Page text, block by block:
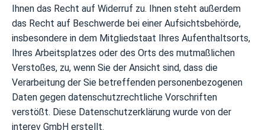
Ihnen das Recht auf Widerruf zu. Ihnen steht außerdem
das Recht auf Beschwerde bei einer Aufsichtsbehörde,
insbesondere in dem Mitgliedstaat Ihres Aufenthaltsorts,
Ihres Arbeitsplatzes oder des Orts des mutmaßlichen
Verstoßes, zu, wenn Sie der Ansicht sind, dass die
Verarbeitung der Sie betreffenden personenbezogenen
Daten gegen datenschutzrechtliche Vorschriften
verstößt. Diese Datenschutzerklärung wurde von der
interev GmbH erstellt.